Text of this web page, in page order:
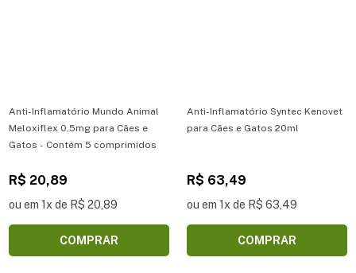
Anti-Inflamatório Mundo Animal
Meloxiflex 0,5mg para Cães e
Gatos - Contém 5 comprimidos
R$ 20,89
ou em 1x de R$ 20,89
COMPRAR
Anti-Inflamatório Syntec Kenovet
para Cães e Gatos 20ml
R$ 63,49
ou em 1x de R$ 63,49
COMPRAR